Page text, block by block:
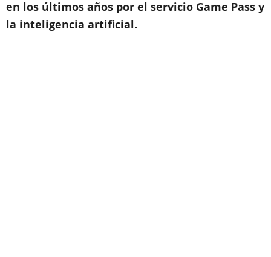
en los últimos años por el servicio Game Pass y
la inteligencia artificial.